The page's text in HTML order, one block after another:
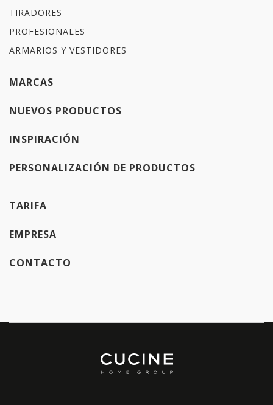
TIRADORES
PROFESIONALES
ARMARIOS Y VESTIDORES
MARCAS
NUEVOS PRODUCTOS
INSPIRACIÓN
PERSONALIZACIÓN DE PRODUCTOS
TARIFA
EMPRESA
CONTACTO